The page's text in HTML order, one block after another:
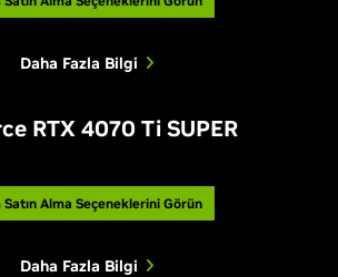
Daha Fazla Bilgi
RTX 4070 Ti SUPER
Satın Alma Seçeneklerini Görün
Daha Fazla Bilgi